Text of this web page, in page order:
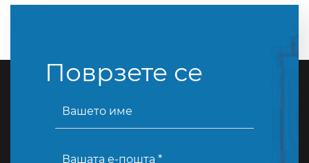
Поврзете се